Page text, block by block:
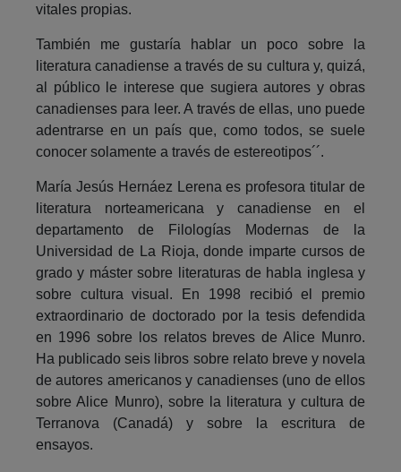
vitales propias.
También me gustaría hablar un poco sobre la
literatura canadiense a través de su cultura y, quizá,
al público le interese que sugiera autores y obras
canadienses para leer. A través de ellas, uno puede
adentrarse en un país que, como todos, se suele
conocer solamente a través de estereotipos´´.
María Jesús Hernáez Lerena es profesora titular de
literatura norteamericana y canadiense en el
departamento de Filologías Modernas de la
Universidad de La Rioja, donde imparte cursos de
grado y máster sobre literaturas de habla inglesa y
sobre cultura visual. En 1998 recibió el premio
extraordinario de doctorado por la tesis defendida
en 1996 sobre los relatos breves de Alice Munro.
Ha publicado seis libros sobre relato breve y novela
de autores americanos y canadienses (uno de ellos
sobre Alice Munro), sobre la literatura y cultura de
Terranova (Canadá) y sobre la escritura de
ensayos.